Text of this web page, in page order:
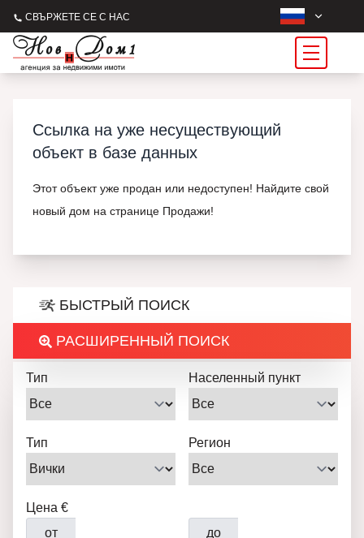
СВЪРЖЕТЕ СЕ С НАС
Ссылка на уже несуществующий
объект в базе данных
Этот объект уже продан или недоступен! Найдите свой
новый дом на странице Продажи!
БЫСТРЫЙ ПОИСК
РАСШИРЕННЫЙ ПОИСК
Тип Населенный пункт
Тип Регион
Цена €
от
до